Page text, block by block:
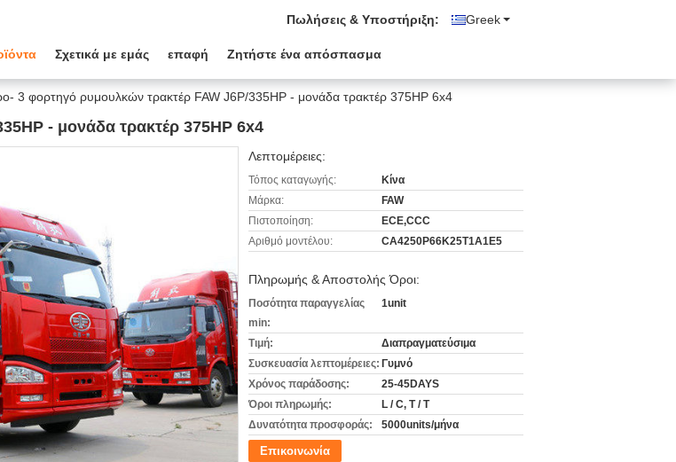
Greek
Πωλήσεις & Υποστήριξη:
Σχετικά με εμάς επαφή Ζητήστε ένα απόσπασμα
3 φορτηγό ρυμουλκών τρακτέρ FAW J6P/335HP - μονάδα τρακτέρ 375HP 6x4
- μονάδα τρακτέρ 375HP 6x4
Λεπτομέρειες:
Τόπος καταγωγής:
Κίνα
Μάρκα:
FAW
Πιστοποίηση:
ECE,CCC
Αριθμό μοντέλου:
CA4250P66K25T1A1E5
Πληρωμής & Αποστολής Όροι:
Ποσότητα παραγγελίας
min:
1unit
Τιμή:
Διαπραγματεύσιμα
Συσκευασία λεπτομέρειες: Γυμνό
Χρόνος παράδοσης:
25-45DAYS
Όροι πληρωμής:
L / C, T / T
Δυνατότητα προσφοράς:
5000units/μήνα
Επικοινωνία